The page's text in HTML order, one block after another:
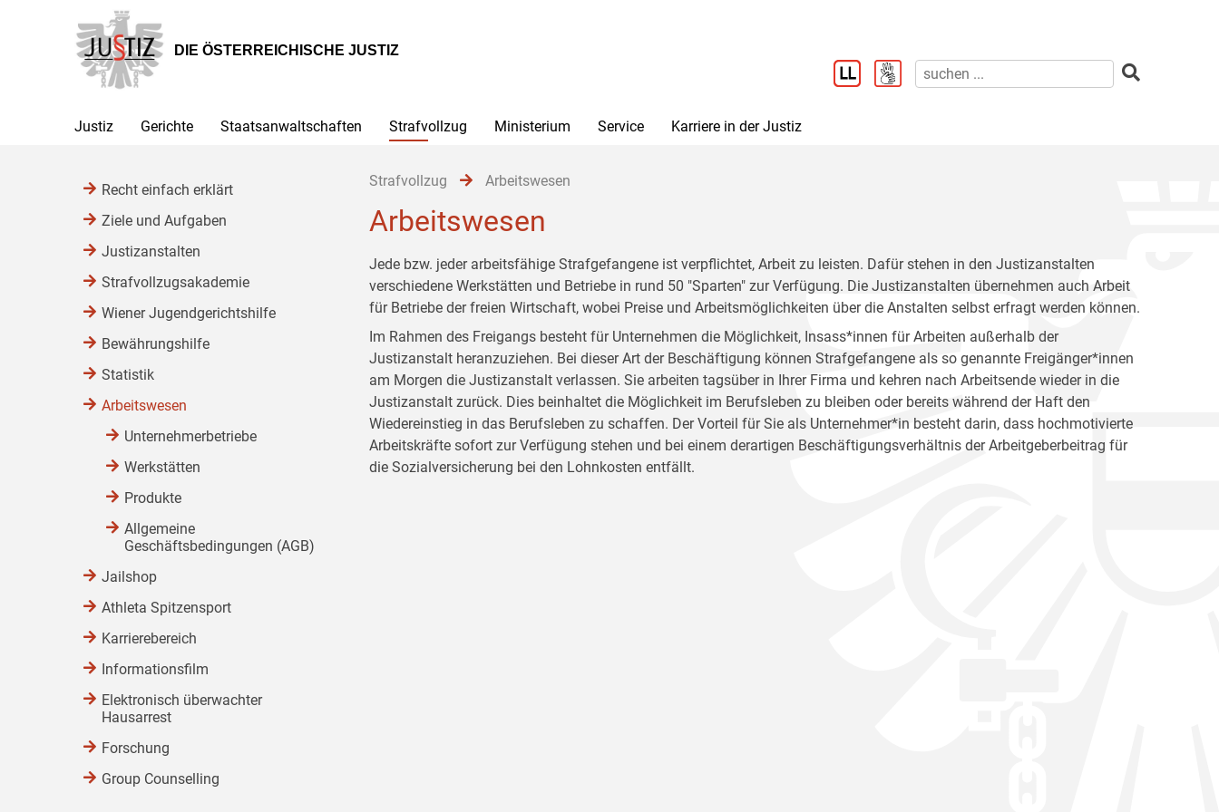
Hauptnavigation
[1]
Inhalt
[2]
Untermenü
[3]
DIE ÖSTERREICHISCHE JUSTIZ
Justiz Gerichte Staatsanwaltschaften Strafvollzug Ministerium Service Karriere in der Justiz
Strafvollzug Arbeitswesen
Arbeitswesen
Jede bzw. jeder arbeitsfähige Strafgefangene ist verpflichtet, Arbeit zu leisten. Dafür stehen in den Justizanstalten
verschiedene Werkstätten und Betriebe in rund 50 "Sparten" zur Verfügung. Die Justizanstalten übernehmen auch Arbeit
für Betriebe der freien Wirtschaft, wobei Preise und Arbeitsmöglichkeiten über die Anstalten selbst erfragt werden können.
Im Rahmen des Freigangs besteht für Unternehmen die Möglichkeit, Insass*innen für Arbeiten außerhalb der
Justizanstalt heranzuziehen. Bei dieser Art der Beschäftigung können Strafgefangene als so genannte Freigänger*innen
am Morgen die Justizanstalt verlassen. Sie arbeiten tagsüber in Ihrer Firma und kehren nach Arbeitsende wieder in die
Justizanstalt zurück. Dies beinhaltet die Möglichkeit im Berufsleben zu bleiben oder bereits während der Haft den
Wiedereinstieg in das Berufsleben zu schaffen. Der Vorteil für Sie als Unternehmer*in besteht darin, dass hochmotivierte
Arbeitskräfte sofort zur Verfügung stehen und bei einem derartigen Beschäftigungsverhältnis der Arbeitgeberbeitrag für
die Sozialversicherung bei den Lohnkosten entfällt.
Recht einfach erklärt
Ziele und Aufgaben
Justizanstalten
Strafvollzugsakademie
Wiener Jugendgerichtshilfe
Bewährungshilfe
Statistik
Arbeitswesen
Unternehmerbetriebe
Werkstätten
Produkte
Allgemeine
Geschäftsbedingungen (AGB)
Jailshop
Athleta Spitzensport
Karrierebereich
Informationsfilm
Elektronisch überwachter
Hausarrest
Forschung
Group Counselling